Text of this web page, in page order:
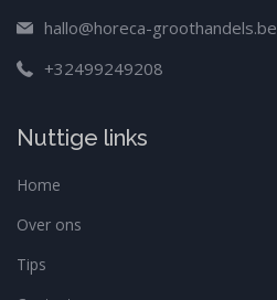
hallo@horeca-groothandels.be
+32499249208
Nuttige links
Home
Over ons
Tips